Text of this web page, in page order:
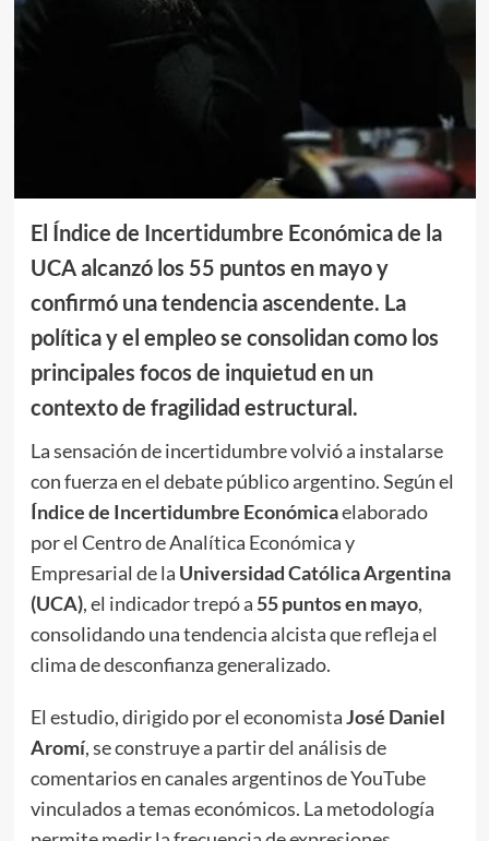
El Índice de Incertidumbre Económica de la
UCA alcanzó los 55 puntos en mayo y
confirmó una tendencia ascendente. La
política y el empleo se consolidan como los
principales focos de inquietud en un
contexto de fragilidad estructural.
La sensación de incertidumbre volvió a instalarse
con fuerza en el debate público argentino. Según el
Índice de Incertidumbre Económicaelaborado
por el Centro de Analítica Económica y
Empresarial de la Universidad Católica Argentina
(UCA), el indicador trepó a 55 puntos en mayo,
consolidando una tendencia alcista que refleja el
clima de desconfianza generalizado.
El estudio, dirigido por el economistaJosé Daniel
Aromí, se construye a partir del análisis de
comentarios en canales argentinos de YouTube
vinculados a temas económicos. La metodología